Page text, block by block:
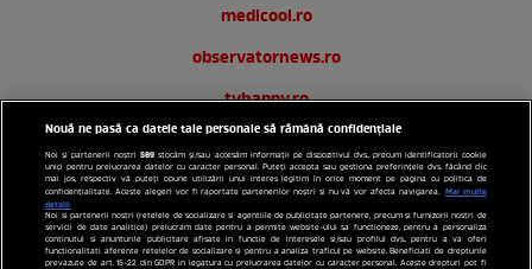
medicool.ro
observatornews.ro
tvhappy.ro
useit.ro
zutv.ro
Trends AntenaPLAY
Nouă ne pasă ca datele tale personale să rămână confidențiale
Noi și partenerii noștri589 stocăm și/sau accesăm informații pe dispozitivul dvs., precum identificatorii cookie
unici pentru prelucrarea datelor cu caracter personal. Puteți accepta sau gestiona preferințele dvs. făcând clic
mai jos, respectiv vă puteți opune utilizării unui interes legitim în orice moment pe pagina cu politica de
confidențialitate. Aceste alegeri vor fi raportate partenerilor noștri și nu vă vor afecta navigarea. Mai multe
detalii
Noi si partenerii nostri (retelele de socializare si agentiile de publicitate partenere, precum si furnizorii nostri de
servicii de date analitice) prelucram date pentru a permite website-ului sa functioneze, pentru a personaliza
continutul si anunturile publicitare afisate in functie de interesele si/sau profilul dvs., pentru a va oferi
functionalitati aferente retelelor de socializare si pentru a analiza traficul pe website. Beneficiati de drepturile
prevazute de art. 15-22 din GDPR in legatura cu prelucrarea datelor cu caracter personal. Aceste drepturi pot fi